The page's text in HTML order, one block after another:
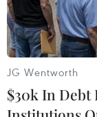
JG Wentworth
$30k In Debt